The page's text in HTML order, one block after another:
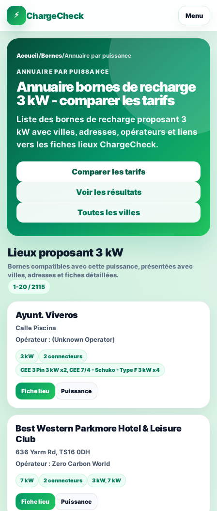
⚡ ChargeCheck Menu
Accueil/Bornes/Annuaire par puissance
ANNUAIRE PAR PUISSANCE
Annuaire bornes de recharge
3 kW - comparer les tarifs
Liste des bornes de recharge proposant 3
kW avec villes, adresses, opérateurs et liens
vers les fiches lieux ChargeCheck.
Comparer les tarifs
Voir les résultats
Toutes les villes
Lieux proposant 3 kW
Bornes compatibles avec cette puissance, présentées avec
villes, adresses et fiches détaillées.
1-20 / 2115
Ayunt. Viveros
Calle Piscina
Opérateur : (Unknown Operator)
3 kW
2 connecteurs
CEE 3 Pin 3 kW x2, CEE 7/4 - Schuko - Type F 3 kW x4
Fiche lieu Puissance
Best Western Parkmore Hotel & Leisure
Club
636 Yarm Rd, TS16 0DH
Opérateur : Zero Carbon World
7 kW 2 connecteurs 3 kW, 7 kW
Fiche lieu Puissance